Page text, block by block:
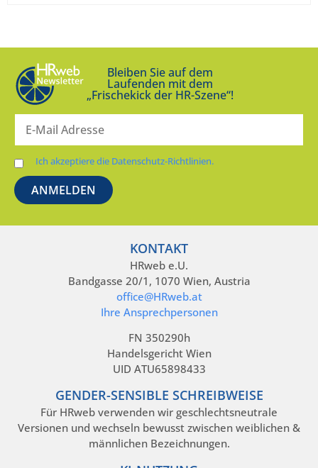
Bleiben Sie auf dem
Laufenden mit dem
„Frischekick der HR-Szene“!
Ich akzeptiere die Datenschutz-Richtlinien.
KONTAKT
HRweb e.U.
Bandgasse 20/1, 1070 Wien, Austria
office@HRweb.at
Ihre Ansprechpersonen
FN 350290h
Handelsgericht Wien
UID ATU65898433
GENDER-SENSIBLE SCHREIBWEISE
Für HRweb verwenden wir geschlechtsneutrale
Versionen und wechseln bewusst zwischen weiblichen &
männlichen Bezeichnungen.